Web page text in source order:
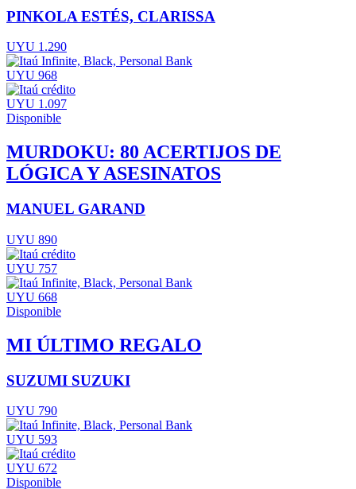
PINKOLA ESTÉS, CLARISSA
UYU 1.290
UYU 968
UYU 1.097
Disponible
MURDOKU: 80 ACERTIJOS DE
LÓGICA Y ASESINATOS
MANUEL GARAND
UYU 890
UYU 757
UYU 668
Disponible
MI ÚLTIMO REGALO
SUZUMI SUZUKI
UYU 790
UYU 593
UYU 672
Disponible